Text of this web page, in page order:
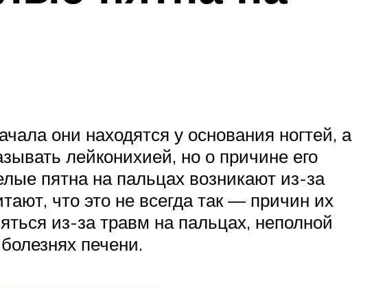
они находятся у основания ногтей, а
лейконихией, но о причине его
пятна на пальцах возникают из-за
что это не всегда так — причин их
из-за травм на пальцах, неполной
печени.